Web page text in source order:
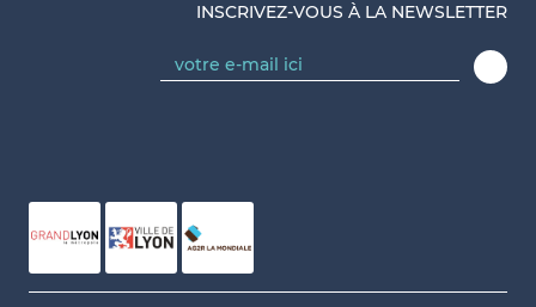
INSCRIVEZ-VOUS À LA NEWSLETTER